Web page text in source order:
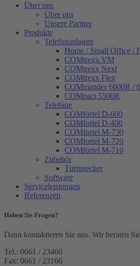
Über uns
Über uns
Unsere Partner
Produkte
Telefonanlagen
Home / Small Office /
COMtrexx VM
COMtrexx Next
COMtrexx Flex
COMmander 6000R /
COMpact 5500R
Telefone
COMfortel D-600
COMfortel D-400
COMfortel M-730
COMfortel M-720
COMfortel M-710
Zubehör
Türsprecher
Software
Serviceleistungen
Referenzen
Haben Sie Fragen?
Dann kontaktieren Sie uns. Wir beraten
Tel.: 0661 / 23466
Fax: 0661 / 23166